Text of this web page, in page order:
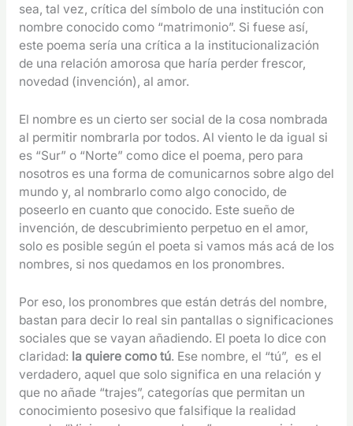
sea, tal vez, crítica del símbolo de una institución con
nombre conocido como “matrimonio”. Si fuese así,
este poema sería una crítica a la institucionalización
de una relación amorosa que haría perder frescor,
novedad (invención), al amor.
El nombre es un cierto ser social de la cosa nombrada
al permitir nombrarla por todos. Al viento le da igual si
es “Sur” o “Norte” como dice el poema, pero para
nosotros es una forma de comunicarnos sobre algo del
mundo y, al nombrarlo como algo conocido, de
poseerlo en cuanto que conocido. Este sueño de
invención, de descubrimiento perpetuo en el amor,
solo es posible según el poeta si vamos más acá de los
nombres, si nos quedamos en los pronombres.
Por eso, los pronombres que están detrás del nombre,
bastan para decir lo real sin pantallas o significaciones
sociales que se vayan añadiendo. El poeta lo dice con
claridad: la quiere como tú. Ese nombre, el “tú”, es el
verdadero, aquel que solo significa en una relación y
que no añade “trajes”, categorías que permitan un
conocimiento posesivo que falsifique la realidad